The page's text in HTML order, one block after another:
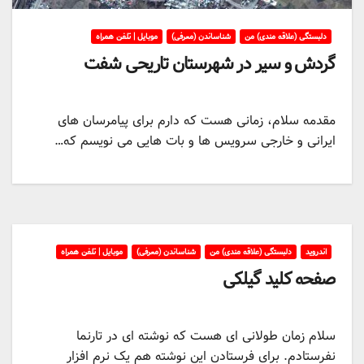
دلبستگی (علاقه مندی) من شناساندن (معرفی) موبایل | تلفن همراه
گردش و سیر در شهرستان تاریحی شفت
مقدمه سلام، زمانی هست که دارم برای پیامرسان های
ایرانی و خارجی سرویس ها و بات هایی می نویسم که…
اندروید دلبستگی (علاقه مندی) من شناساندن (معرفی) موبایل | تلفن همراه
صفحه کلید گیلکی
سلام زمان طولانی ای هست که نوشته ای در تارنما
نفرستادم. برای فرستادن این نوشته هم یک نرم افزار